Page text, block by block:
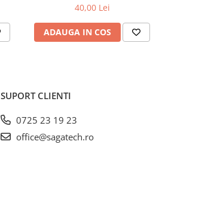
40,00 Lei
ADAUGA IN COS
SUPORT CLIENTI
0725 23 19 23
office@sagatech.ro